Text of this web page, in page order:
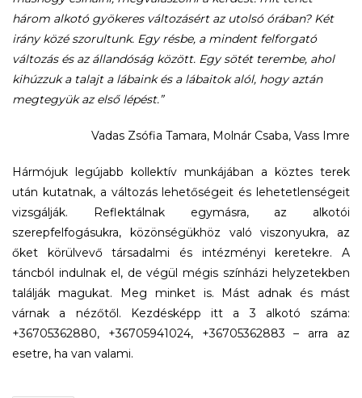
három alkotó gyökeres változásért az utolsó órában? Két
irány közé szorultunk. Egy résbe, a mindent felforgató
változás és az állandóság között. Egy sötét terembe, ahol
kihúzzuk a talajt a lábaink és a lábaitok alól, hogy aztán
megtegyük az első lépést.”
Vadas Zsófia Tamara, Molnár Csaba, Vass Imre
Hármójuk legújabb kollektív munkájában a köztes terek
után kutatnak, a változás lehetőségeit és lehetetlenségeit
vizsgálják. Reflektálnak egymásra, az alkotói
szerepfelfogásukra, közönségükhöz való viszonyukra, az
őket körülvevő társadalmi és intézményi keretekre. A
táncból indulnak el, de végül mégis színházi helyzetekben
találják magukat. Meg minket is. Mást adnak és mást
várnak a nézőtől. Kezdésképp itt a 3 alkotó száma:
+36705362880, +36705941024, +36705362883 – arra az
esetre, ha van valami.